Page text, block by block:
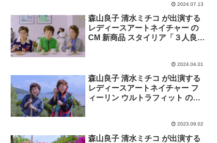
2024.07.13
森山良子 清水ミチコ が出演する
レディースアートネイチャー の
CM 新商品 スタイリア「３人良子
2024.04.01
森山良子 清水ミチコ が出演する
レディースアートネイチャー フ
ィーリン ウルトラフィット の
2023.09.02
森山良子 清水ミチコ が出演する